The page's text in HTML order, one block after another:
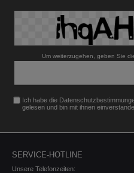
Um weiterzugehen, geben Sie
Ich habe die
gelesen und bin mit ihnen
SERVICE-HOTLINE
Unsere Telefonzeiten: